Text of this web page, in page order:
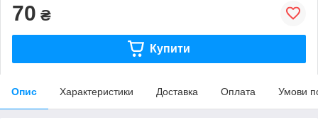
70 ₴
Купити
Опис Характеристики Доставка Оплата Умови